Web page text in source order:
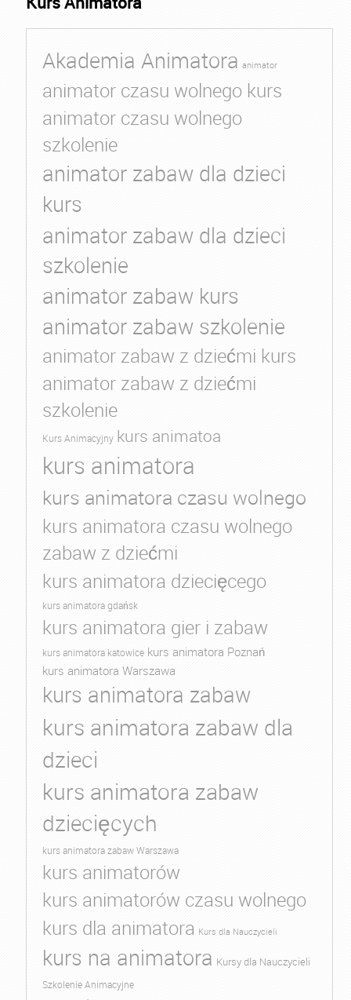
Akademia Animatora animator
animator czasu wolnego kurs
animator czasu wolnego
szkolenie
animator zabaw dla dzieci
kurs
animator zabaw dla dzieci
szkolenie
animator zabaw kurs
animator zabaw szkolenie
animator zabaw z dziećmi kurs
animator zabaw z dziećmi
szkolenie
Kurs Animacyjny kurs animatoa
kurs animatora
kurs animatora czasu wolnego
kurs animatora czasu wolnego
zabaw z dziećmi
kurs animatora dziecięcego
kurs animatora gdańsk
kurs animatora gier i zabaw
kurs animatora katowice kurs animatora Poznań
kurs animatora Warszawa
kurs animatora zabaw
kurs animatora zabaw dla
dzieci
kurs animatora zabaw
dziecięcych
kurs animatora zabaw Warszawa
kurs animatorów
kurs animatorów czasu wolnego
kurs dla animatora Kurs dla Nauczycieli
kurs na animatora Kursy dla Nauczycieli
Szkolenie Animacyjne